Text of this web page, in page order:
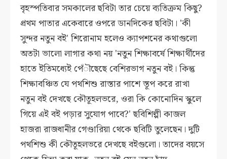
বৃহস্পতিবার সমকালের ছবিটা তার চেয়ে ব্যতিক্রম কিছু?
প্রথম পাতার একেবারে ওপরে ডানদিকের ছবিটা। 'কী
সুন্দর নতুন বই' শিরোনাম হলেও ক্যাপশনের কথাগুলো
অতটা ভালো লাগার কথা নয় 'নতুন শিক্ষাবর্ষে শিক্ষার্থীদের
হাতে ইতিমধ্যেই পেঁৗছেছে বেশিরভাগ নতুন বই। কিন্তু
শিক্ষাবঞ্চিত যে পথশিশু রাস্তার পাশে স্তূপ করে রাখা
নতুন বই দেখছে কৌতূহলভরে, ওরা কি কোনোদিন স্কুলে
গিয়ে এই বই পড়ার সুযোগ পাবে?' ছবিশিল্পী কাজল
হাজরা রাজধানীর গেণ্ডারিয়া থেকে ছবিটি তুলেছেন। দুটি
পথশিশু কী কৌতূহলভরে দেখছে বইগুলো। তাদের বয়সে